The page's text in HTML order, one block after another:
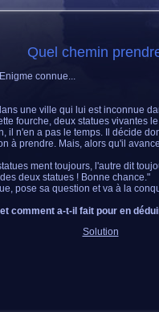
Quel chemin
connue...
une ville qui lui est inconnue
fourche, deux statues vivantes
il n'en a pas le temps. Il décide
à prendre. Mais, alors qu'il
ment toujours, l'autre dit
deux statues ! Bonne chance."
pose sa question et va à la
comment a-t-il fait pour en
Solution